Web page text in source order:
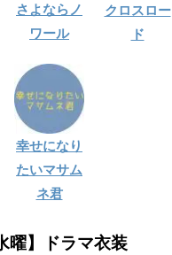
さよならノ
ワール
クロスロー
ド
幸せになり
たいマサム
ネ君
曜】ドラマ衣装